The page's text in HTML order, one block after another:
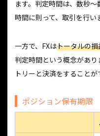
ます。判定時間は、数秒
時間に則って、取引を行い
一方で、FXはトータルの損
判定時間という概念があ
トリーと決済をすることが
ポジション保有期限